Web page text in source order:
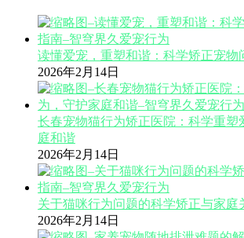
读懂爱宠，重塑和谐：科学矫正宠物
2026年2月14日
长春宠物猫行为矫正医院：科学重塑
庭和谐
2026年2月14日
关于猫咪行为问题的科学矫正与家庭
2026年2月14日